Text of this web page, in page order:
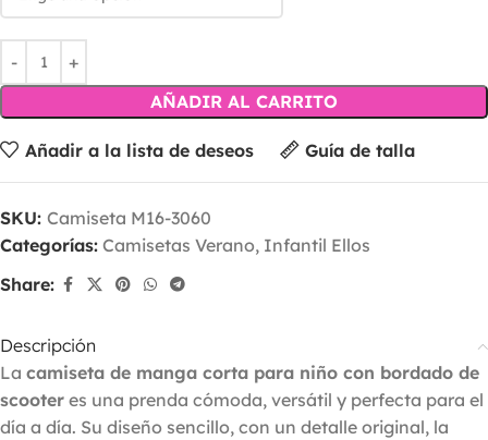
AÑADIR AL CARRITO
Añadir a la lista de deseos Guía de talla
SKU: Camiseta M16-3060
Categorías: Camisetas Verano, Infantil Ellos
Share:
Descripción
La camiseta de manga corta para niño con bordado de
scooter es una prenda cómoda, versátil y perfecta para el
día a día. Su diseño sencillo, con un detalle original, la